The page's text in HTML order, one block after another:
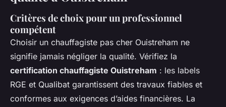
Critères de choix pour un professionnel
compétent
Choisir un chauffagiste pas cher Ouistreham ne
signifie jamais négliger la qualité. Vérifiez la
certification chauffagiste Ouistreham : les labels
RGE et Qualibat garantissent des travaux fiables et
conformes aux exigences d’aides financières. La